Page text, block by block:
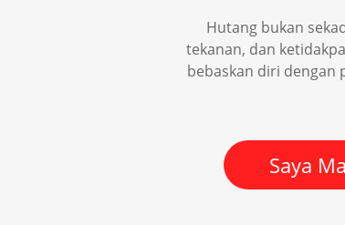
Hutang bukan
tekanan, dan
bebaskan diri dengan
Saya